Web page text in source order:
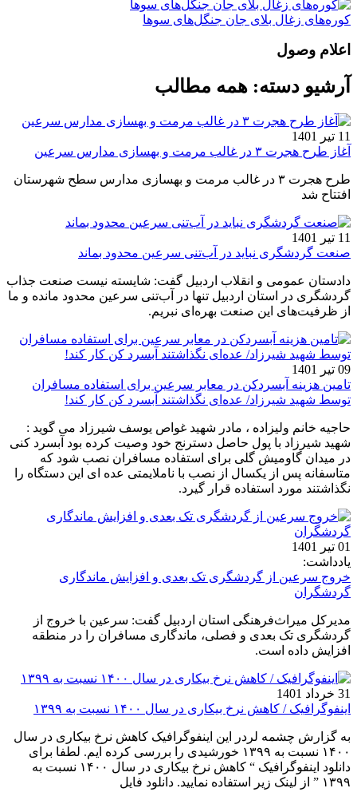
کوره‌های زغال بلای جان جنگل‌های سوها
اعلام وصول
آرشیو دسته: همه مطالب
11 تیر 1401
آغاز طرح هجرت ۳ در غالب مرمت و بهسازی مدارس سرعین
طرح هجرت ۳ در غالب مرمت و بهسازی مدارس سطح شهرستان
افتتاح شد
11 تیر 1401
صنعت گردشگری نباید در آب‌تنی سرعین محدود بماند
دادستان عمومی و انقلاب اردبیل گفت: شایسته نیست صنعت جذاب
گردشگری در استان اردبیل تنها در آب‌تنی سرعین محدود مانده و ما
از ظرفیت‌های این صنعت بهره‌ای نبریم.
09 تیر 1401
تامین هزینه آبسردکن در معابر سرعین برای استفاده مسافران
توسط شهید شیرزاد/ عده‌ای نگذاشتند آبسرد کن کار کند!
حاجیه خانم ولیزاده ، مادر شهید غواص یوسف شیرزاد می گوید :
شهید شیرزاد با پول حاصل دسترنج خود وصیت کرده بود آبسرد کنی
در میدان گاومیش گلی برای استفاده مسافران نصب شود که
متاسفانه پس از یکسال از نصب با ناملایمتی عده ای این دستگاه را
نگذاشتند مورد استفاده قرار گیرد.
01 تیر 1401
یادداشت:
خروج سرعین از گردشگری تک بعدی و افزایش ماندگاری
گردشگران
مدیرکل میراث‌فرهنگی استان اردبیل گفت: سرعین با خروج از
گردشگری تک بعدی و فصلی، ماندگاری مسافران را در منطقه
افزایش داده است.
31 خرداد 1401
اینفوگرافیک / کاهش نرخ بیکاری در سال ۱۴۰۰ نسبت به ۱۳۹۹
به گزارش چشمه لردر این اینفوگرافیک کاهش نرخ بیکاری در سال
۱۴۰۰ نسبت به ۱۳۹۹ خورشیدی را بررسی کرده ایم. لطفا برای
دانلود اینفوگرافیک “ کاهش نرخ بیکاری در سال ۱۴۰۰ نسبت به
۱۳۹۹ ” از لینک زیر استفاده نمایید. دانلود فایل